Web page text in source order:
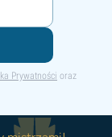
Prywatności oraz